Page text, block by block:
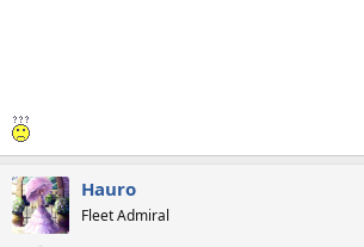
Hauro
Fleet Admiral